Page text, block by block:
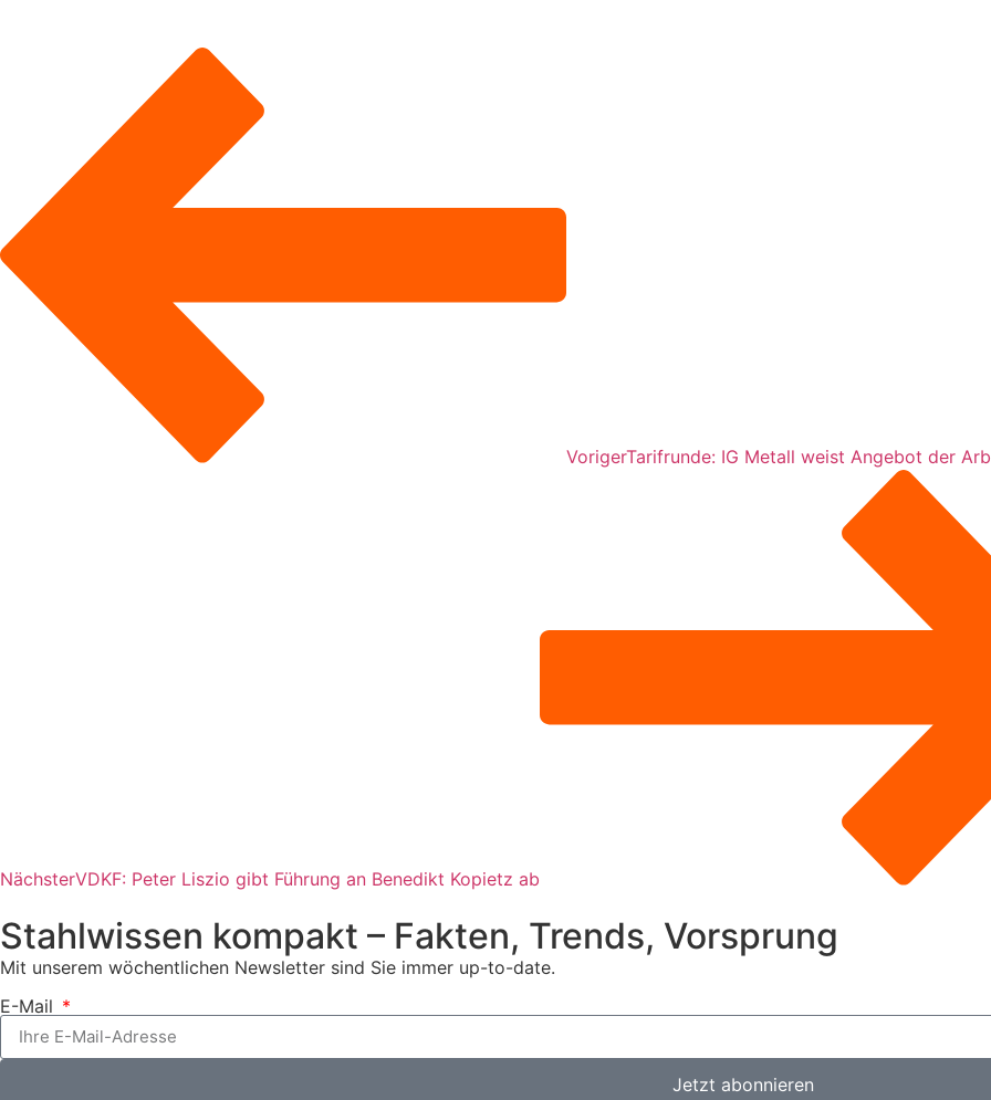
VorigerTarifrunde: IG Metall weist Angebot der
NächsterVDKF: Peter Liszio gibt Führung an Benedikt Kopietz ab
Stahlwissen kompakt – Fakten, Trends, Vorsprung
Mit unserem wöchentlichen Newsletter sind Sie immer up-to-date.
E-Mail
Jetzt abonnieren